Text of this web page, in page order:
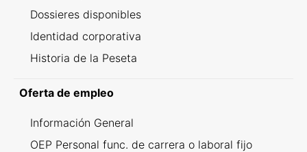
Dossieres disponibles
Identidad corporativa
Historia de la Peseta
Oferta de empleo
Información General
OEP Personal func. de carrera o laboral fijo